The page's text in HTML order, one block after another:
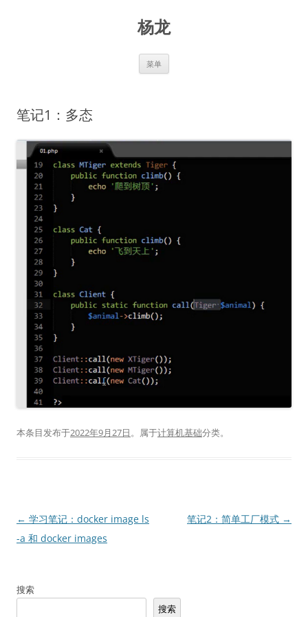
杨龙
菜单
笔记1：多态
本条目发布于2022年9月27日。属于计算机基础分类。
文
章
← 学习笔记：docker image ls
-a 和 docker images
笔记2：简单工厂模式 →
搜索
搜索